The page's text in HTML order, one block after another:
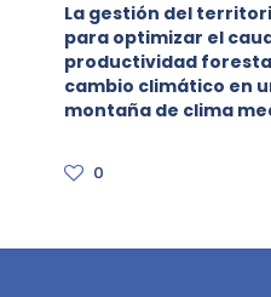
La gestión del
para optimizar el
productividad
cambio climático en
montaña de clima
0